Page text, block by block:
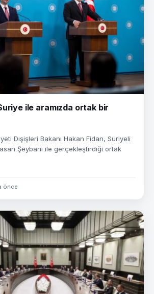
ile aramızda ortak bir
Dışişleri Bakanı Hakan Fidan, Suriyeli
Şeybani ile gerçekleştirdiği ortak
önce